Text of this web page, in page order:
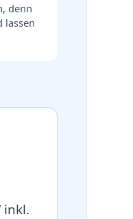
denn
lassen
inkl.